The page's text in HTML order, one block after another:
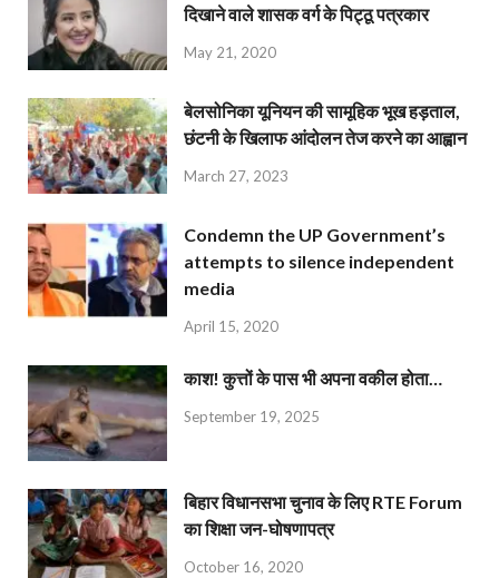
दिखाने वाले शासक वर्ग के पिट्ठू पत्रकार
May 21, 2020
बेलसोनिका यूनियन की सामूहिक भूख हड़ताल,
छंटनी के खिलाफ आंदोलन तेज करने का आह्वान
March 27, 2023
Condemn the UP Government’s
attempts to silence independent
media
April 15, 2020
काश! कुत्तों के पास भी अपना वकील होता…
September 19, 2025
बिहार विधानसभा चुनाव के लिए RTE Forum
का शिक्षा जन-घोषणापत्र
October 16, 2020